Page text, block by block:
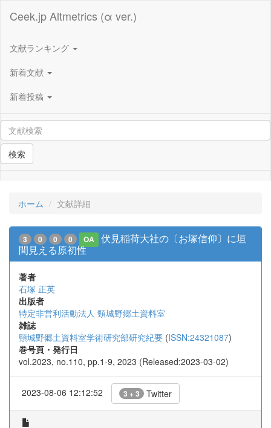
Ceek.jp Altmetrics (α ver.)
文献ランキング
新着文献
新着投稿
検索
ホーム 文献詳細
3 0 0 0 OA
伏見稲荷大社の〔お塚信仰〕に垣
間見える原初性
著者
石塚 正英
出版者
特定非営利活動法人 頸城野郷土資料室
雑誌
頸城野郷土資料室学術研究部研究紀要 (ISSN:24321087)
巻号頁・発行日
vol.2023, no.110, pp.1-9, 2023 (Released:2023-03-02)
2023-08-06 12:12:52 3 + 3 Twitter